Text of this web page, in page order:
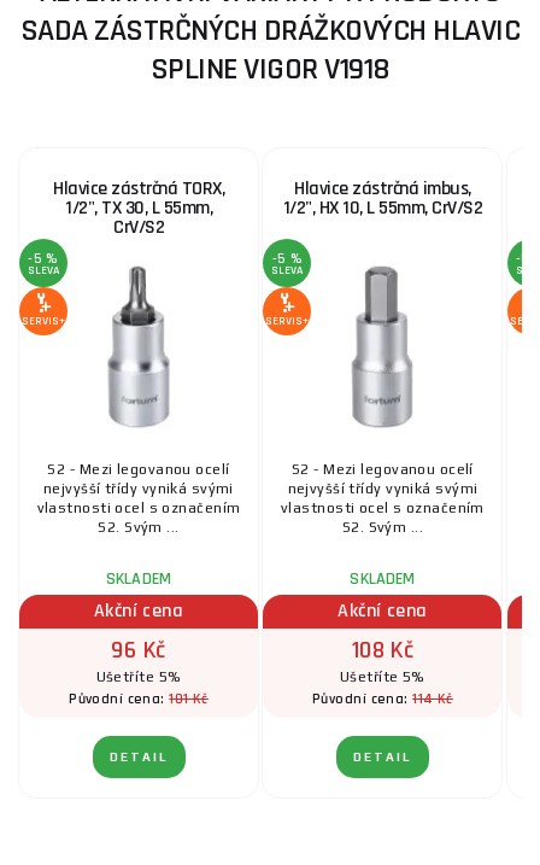
SADA ZÁSTRČNÝCH DRÁŽKOVÝCH HLAVIC
SPLINE VIGOR V1918
Hlavice zástrčná TORX,
1/2", TX 30, L 55mm,
CrV/S2
-5 %
SLEVA
SERVIS+
S2 - Mezi legovanou ocelí
nejvyšší třídy vyniká svými
vlastnosti ocel s označením
S2. Svým ...
SKLADEM
Akční cena
96 Kč
Ušetříte 5%
Původní cena:101 Kč
DETAIL
Hlavice zástrčná imbus,
1/2", HX 10, L 55mm, CrV/S2
-5 %
SLEVA
SERVIS+
S2 - Mezi legovanou ocelí
nejvyšší třídy vyniká svými
vlastnosti ocel s označením
S2. Svým ...
SKLADEM
Akční cena
108 Kč
Ušetříte 5%
Původní cena:114 Kč
DETAIL
-5